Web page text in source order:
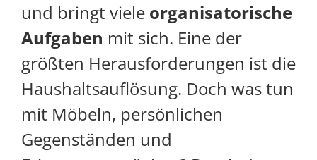
und bringt viele organisatorische
Aufgaben mit sich. Eine der
größten Herausforderungen ist die
Haushaltsauflösung. Doch was tun
mit Möbeln, persönlichen
Gegenständen und